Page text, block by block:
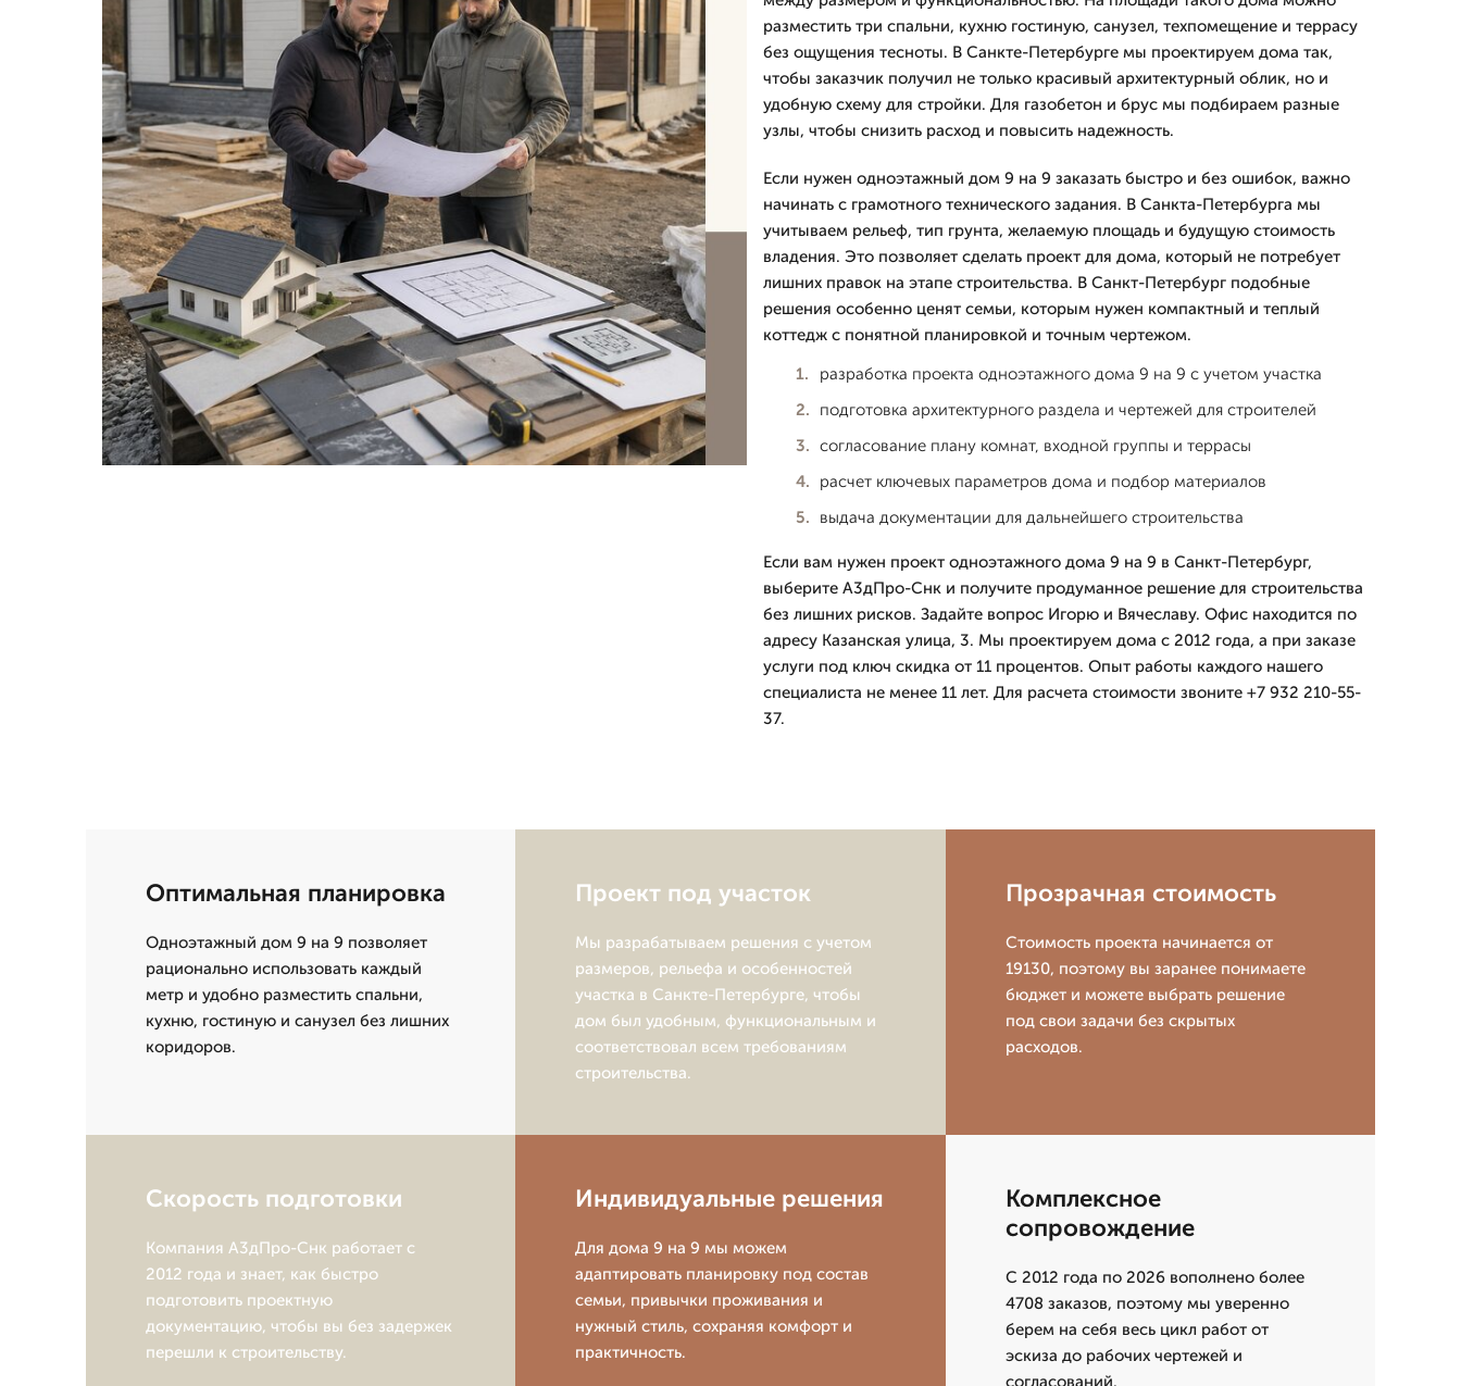
разместить три спальни, кухню гостиную, санузел, техпомещение и террасу
без ощущения тесноты. В Санкте-Петербурге мы проектируем дома так,
чтобы заказчик получил не только красивый архитектурный облик, но и
удобную схему для стройки. Для газобетон и брус мы подбираем разные
узлы, чтобы снизить расход и повысить надежность.
Если нужен одноэтажный дом 9 на 9 заказать быстро и без ошибок, важно
начинать с грамотного технического задания. В Санкта-Петербурга мы
учитываем рельеф, тип грунта, желаемую площадь и будущую стоимость
владения. Это позволяет сделать проект для дома, который не потребует
лишних правок на этапе строительства. В Санкт-Петербург подобные
решения особенно ценят семьи, которым нужен компактный и теплый
коттедж с понятной планировкой и точным чертежом.
разработка проекта одноэтажного дома 9 на 9 с учетом участка
подготовка архитектурного раздела и чертежей для строителей
согласование плану комнат, входной группы и террасы
расчет ключевых параметров дома и подбор материалов
выдача документации для дальнейшего строительства
Если вам нужен проект одноэтажного дома 9 на 9 в Санкт-Петербург,
выберите А3дПро-Снк и получите продуманное решение для строительства
без лишних рисков. Задайте вопрос Игорю и Вячеславу. Офис находится по
адресу Казанская улица, 3. Мы проектируем дома с 2012 года, а при заказе
услуги под ключ скидка от 11 процентов. Опыт работы каждого нашего
специалиста не менее 11 лет. Для расчета стоимости звоните +7 932 210-55-
37.
Оптимальная планировка
Одноэтажный дом 9 на 9 позволяет
рационально использовать каждый
метр и удобно разместить спальни,
кухню, гостиную и санузел без лишних
коридоров.
Проект под участок
Мы разрабатываем решения с учетом
размеров, рельефа и особенностей
участка в Санкте-Петербурге, чтобы
дом был удобным, функциональным и
соответствовал всем требованиям
строительства.
Прозрачная стоимость
Стоимость проекта начинается от
19130, поэтому вы заранее понимаете
бюджет и можете выбрать решение
под свои задачи без скрытых
расходов.
Скорость подготовки
Компания А3дПро-Снк работает с
2012 года и знает, как быстро
подготовить проектную
документацию, чтобы вы без задержек
перешли к строительству.
Индивидуальные решения
Для дома 9 на 9 мы можем
адаптировать планировку под состав
семьи, привычки проживания и
нужный стиль, сохраняя комфорт и
практичность.
Комплексное
сопровождение
С 2012 года по 2026 вополнено более
4708 заказов, поэтому мы уверенно
берем на себя весь цикл работ от
эскиза до рабочих чертежей и
согласований.